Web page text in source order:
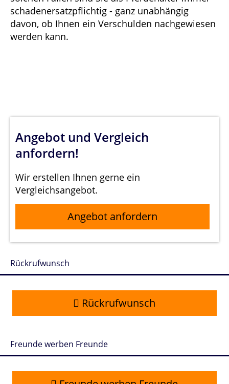
schadenersatzpflichtig - ganz unabhängig
davon, ob Ihnen ein Verschulden nachgewiesen
werden kann.
Angebot und Vergleich
anfordern!
Wir erstellen Ihnen gerne ein
Vergleichsangebot.
Angebot anfordern
Rückrufwunsch
Rückrufwunsch
Freunde werben Freunde